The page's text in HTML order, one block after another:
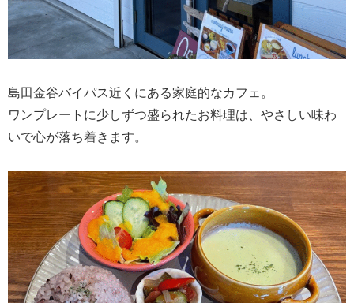
島田金谷バイパス近くにある家庭的なカフェ。
ワンプレートに少しずつ盛られたお料理は、やさしい味わ
いで心が落ち着きます。